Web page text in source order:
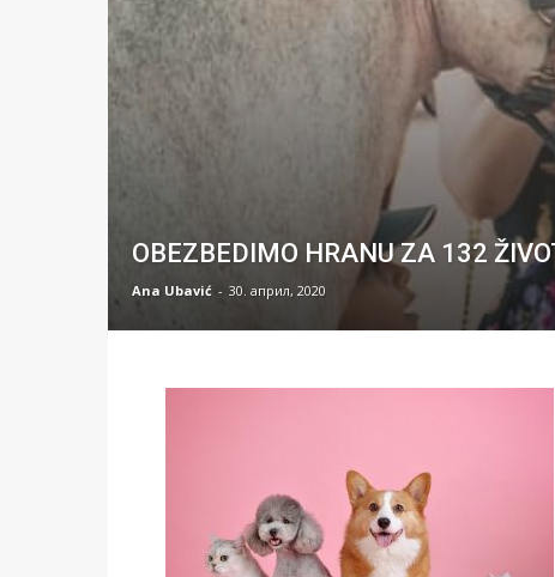
OBEZBEDIMO HRANU ZA 132
Ana Ubavić - 30. април, 2020